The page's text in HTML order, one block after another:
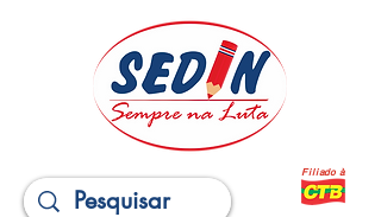
Filiado à